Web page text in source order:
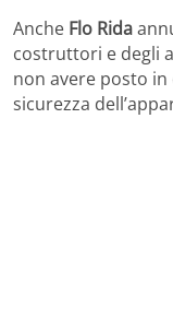
Anche Flo Rida
costruttori e degli
non avere posto
sicurezza